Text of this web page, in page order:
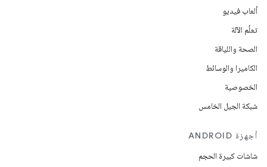
ألعاب فيديو
تعلُم الآلة
الصحة واللياقة
الكاميرا والوسائط
الخصوصية
شبكة الجيل الخامس
أجهزة ANDROID
شاشات كبيرة الحجم